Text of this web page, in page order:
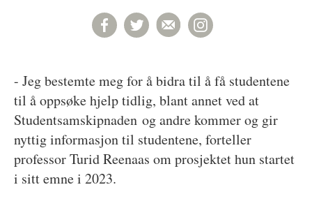
- Jeg bestemte meg for å bidra til å få studentene
til å oppsøke hjelp tidlig, blant annet ved at
Studentsamskipnaden og andre kommer og gir
nyttig informasjon til studentene, forteller
professor Turid Reenaas om prosjektet hun startet
i sitt emne i 2023.